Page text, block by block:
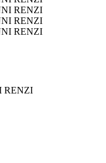
RENZI